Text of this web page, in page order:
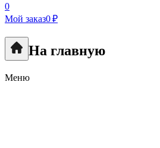
0
Мой заказ0 ₽
На главную
Меню